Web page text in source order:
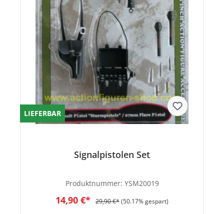
LIEFERBAR
Signalpistolen Set
Produktnummer: YSM20019
14,90 €* 29,90 €*(50.17% gespart)